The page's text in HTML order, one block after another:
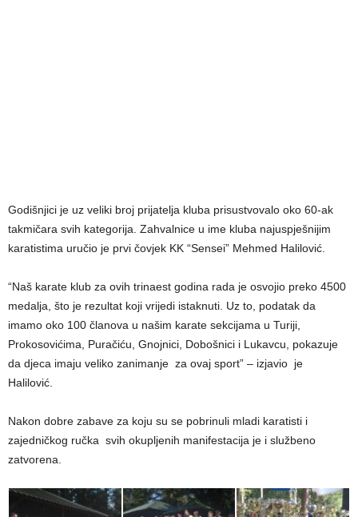
Godišnjici je uz veliki broj prijatelja kluba prisustvovalo oko 60-ak
takmičara svih kategorija. Zahvalnice u ime kluba najuspješnijim
karatistima uručio je prvi čovjek KK “Sensei” Mehmed Halilović.
“Naš karate klub za ovih trinaest godina rada je osvojio preko 4500
medalja, što je rezultat koji vrijedi istaknuti. Uz to, podatak da
imamo oko 100 članova u našim karate sekcijama u Turiji,
Prokosovićima, Puračiću, Gnojnici, Dobošnici i Lukavcu, pokazuje
da djeca imaju veliko zanimanje za ovaj sport” – izjavio je
Halilović.
Nakon dobre zabave za koju su se pobrinuli mladi karatisti i
zajedničkog ručka svih okupljenih manifestacija je i službeno
zatvorena.